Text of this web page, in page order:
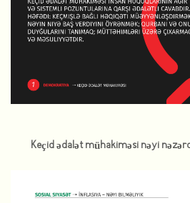
Keçid ədalət mühakiməsi nəyi